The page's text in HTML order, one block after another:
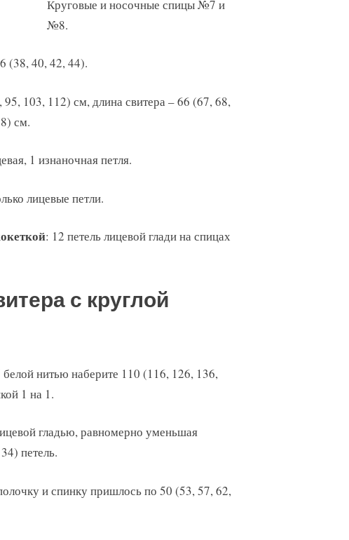
Круговые и носочные спицы №7 и
№8.
(38, 40, 42, 44).
103, 112) см, длина свитера – 66 (67, 68,
см.
1 изнаночная петля.
лицевые петли.
: 12 петель лицевой глади на спицах
с круглой
нитью наберите 110 (116, 126, 136,
1 на 1.
гладью, равномерно уменьшая
петель.
и спинку пришлось по 50 (53, 57, 62,